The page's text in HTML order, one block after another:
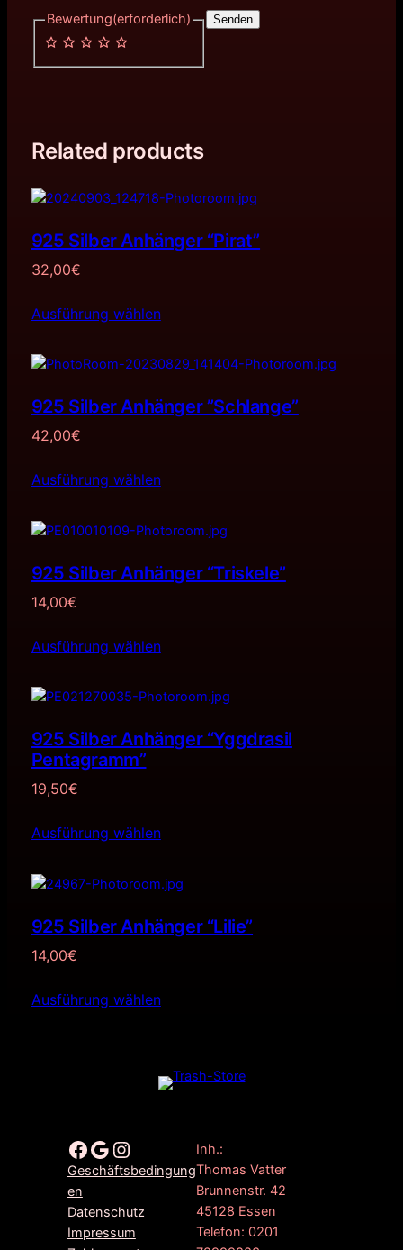
Bewertung(erforderlich) Senden
Related products
925 Silber Anhänger “Pirat”
32,00€
Ausführung wählen
925 Silber Anhänger ”Schlange”
42,00€
Ausführung wählen
925 Silber Anhänger “Triskele”
14,00€
Ausführung wählen
925 Silber Anhänger “Yggdrasil
Pentagramm”
19,50€
Ausführung wählen
925 Silber Anhänger “Lilie”
14,00€
Ausführung wählen
Facebook Google Instagram
Geschäftsbedingung
en
Datenschutz
Impressum
Inh.:
Thomas Vatter
Brunnenstr. 42
45128 Essen
Telefon: 0201